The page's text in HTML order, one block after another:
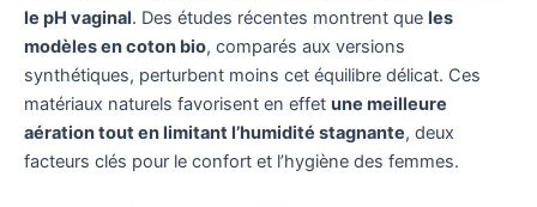
le pH vaginal. Des études récentes montrent que les
modèles en coton bio, comparés aux versions
synthétiques, perturbent moins cet équilibre délicat. Ces
matériaux naturels favorisent en effet une meilleure
aération tout en limitant l’humidité stagnante, deux
facteurs clés pour le confort et l’hygiène des femmes.